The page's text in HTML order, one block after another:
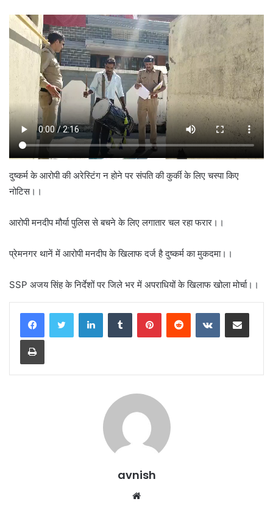
दुष्कर्म के आरोपी की अरेस्टिंग न होने पर संपति की कुर्की के लिए चस्पा किए
नोटिस।।
आरोपी मनदीप मौर्या पुलिस से बचने के लिए लगातार चल रहा फरार।।
प्रेमनगर थानें में आरोपी मनदीप के खिलाफ दर्ज है दुष्कर्म का मुकदमा।।
SSP अजय सिंह के निर्देशों पर जिले भर में अपराधियों के खिलाफ खोला मोर्चा।।
LinkedInTumblr PinterestReddit VKontakteShare via Email
Print
avnish